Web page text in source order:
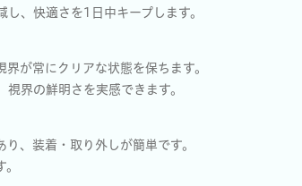
、快適さを1日中キープします。
が常にクリアな状態を保ちます。
界の鮮明さを実感できます。
、装着・取り外しが簡単です。